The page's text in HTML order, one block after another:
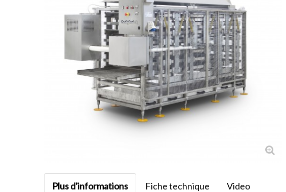
Plus d'informations Fiche technique Video